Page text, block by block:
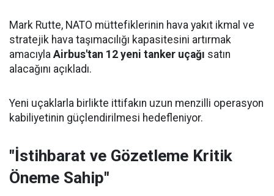
Mark Rutte, NATO müttefiklerinin hava yakıt ikmal ve
stratejik hava taşımacılığı kapasitesini artırmak
amacıyla Airbus'tan 12 yeni tanker uçağı satın
alacağını açıkladı.
Yeni uçaklarla birlikte ittifakın uzun menzilli operasyon
kabiliyetinin güçlendirilmesi hedefleniyor.
"İstihbarat ve Gözetleme Kritik
Öneme Sahip"